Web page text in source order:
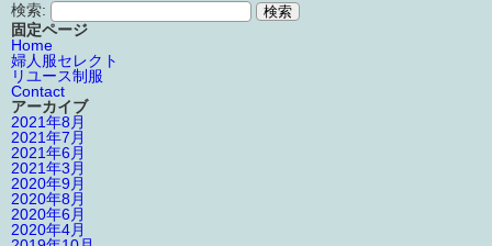
検索:
固定ページ
Home
婦人服セレクト
リユース制服
Contact
アーカイブ
2021年8月
2021年7月
2021年6月
2021年3月
2020年9月
2020年8月
2020年6月
2020年4月